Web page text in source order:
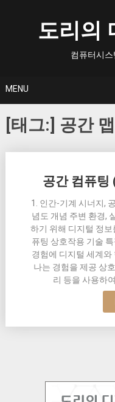
도리의
컴퓨터시
MENU
[태그:] 공간
공간 컴퓨
1. 인간-기계 시너지,
념도 개념 주변 환경,
하기 위해 디지털 정
퓨팅 상호작용 기술
경험에 디지털 세계
나는 경험을 제공 상
리 등을 사용하
navigation